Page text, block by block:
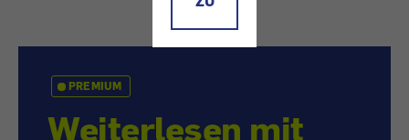
PREMIUM
Weiterlesen mit